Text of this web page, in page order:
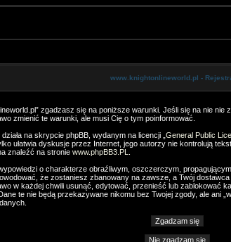
www.knightonlineworld.pl -
zgadzasz się na poniższe warunki. Jeśli się na nie nie
zmienić te warunki, ale musi Cię o tym poinformować.
na skrypcie phpBB, wydanym na licencji „ General Public
ułatwia dyskusje przez Internet, jego autorzy nie kontrolują
znaleźć na stronie www.phpBB3.PL
o charakterze obraźliwym, oszczerczym,
że zostaniesz zbanowany na zawsze, a Twój
w każdej chwili usunąć, edytować, przenieść lub
te nie będą przekazywane nikomu bez Twojej zgody, ale ani